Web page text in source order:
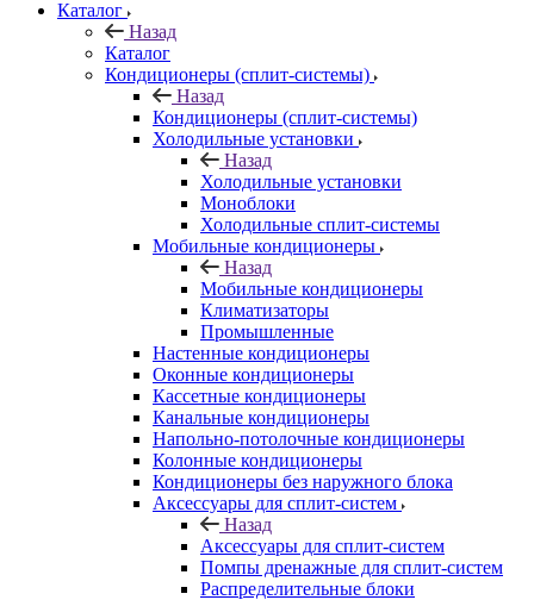
Каталог
Назад
Каталог
Кондиционеры (сплит-системы)
Назад
Кондиционеры (сплит-системы)
Холодильные установки
Назад
Холодильные установки
Моноблоки
Холодильные сплит-системы
Мобильные кондиционеры
Назад
Мобильные кондиционеры
Климатизаторы
Промышленные
Настенные кондиционеры
Оконные кондиционеры
Кассетные кондиционеры
Канальные кондиционеры
Напольно-потолочные кондиционеры
Колонные кондиционеры
Кондиционеры без наружного блока
Аксессуары для сплит-систем
Назад
Аксессуары для сплит-систем
Помпы дренажные для сплит-систем
Распределительные блоки